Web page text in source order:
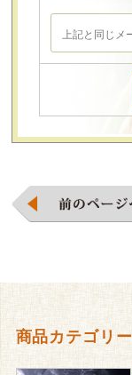
商品カテゴリー